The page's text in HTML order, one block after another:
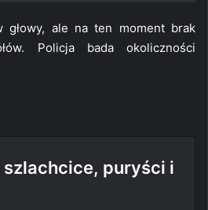
głowy, ale na ten moment brak
Policja bada okoliczności